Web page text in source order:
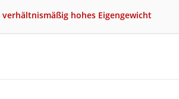
verhältnismäßig hohes Eigengewicht